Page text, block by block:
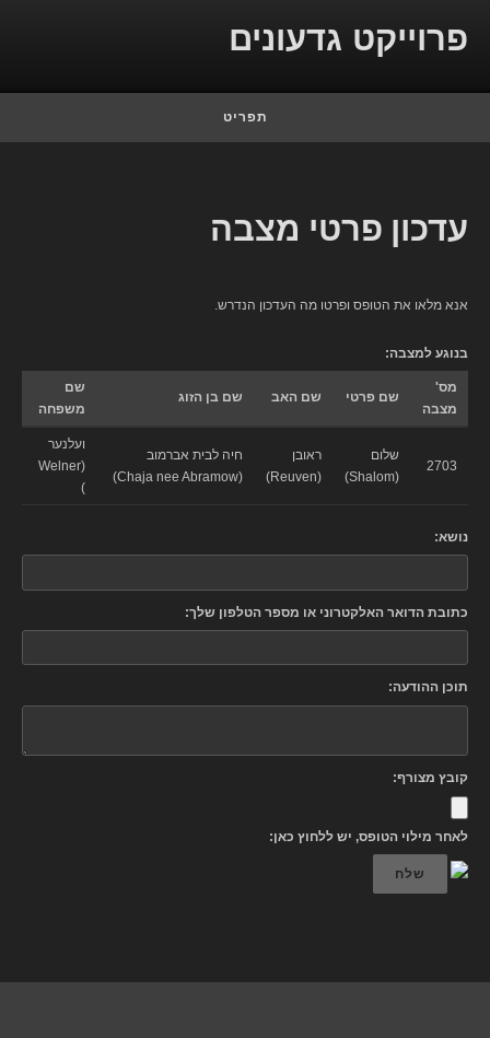
פרוייקט גדעונים
תפריט
עדכון פרטי מצבה
אנא מלאו את הטופס ופרטו מה העדכון הנדרש.
בנוגע למצבה:
מס'
מצבה
שם פרטי שם האב שם בן הזוג
שם
משפחה
2703
שלום
(Shalom)
ראובן
(Reuven)
חיה לבית אברמוב
(Chaja nee Abramow)
ועלנער
(Welner
)
נושא:
כתובת הדואר האלקטרוני או מספר הטלפון שלך:
תוכן ההודעה:
קובץ מצורף:
לאחר מילוי הטופס, יש ללחוץ כאן:
שלח